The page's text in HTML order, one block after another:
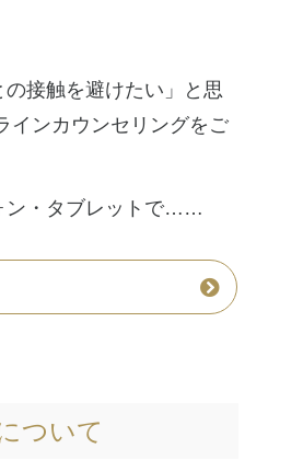
接触を避けたい」
と思
インカウンセリングをご
ン・タブレットで……
ついて